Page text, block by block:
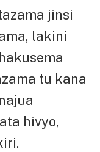
jinsi
lakini
tu kana
hivyo,